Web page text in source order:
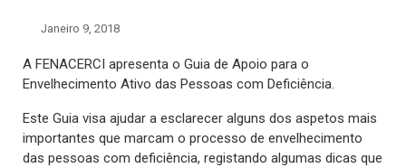
Janeiro 9, 2018
A FENACERCI apresenta o Guia de Apoio para o
Envelhecimento Ativo das Pessoas com Deficiência.
Este Guia visa ajudar a esclarecer alguns dos aspetos mais
importantes que marcam o processo de envelhecimento
das pessoas com deficiência, registando algumas dicas que